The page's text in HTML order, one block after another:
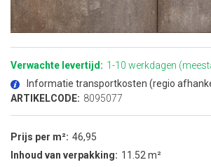
naar
begin
de
afbeeldingen-
Verwachte levertijd: 1-10 werkdagen
Informatie transportkosten (regio
ARTIKELCODE: 8095077
Prijs per m² 46,95
Inhoud van verpakking
11.52 m²